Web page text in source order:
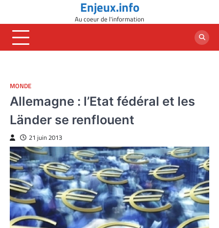
content
Enjeux.info
Au coeur de l'information
MONDE
Allemagne : l’Etat fédéral et les
Länder se renflouent
21 juin 2013